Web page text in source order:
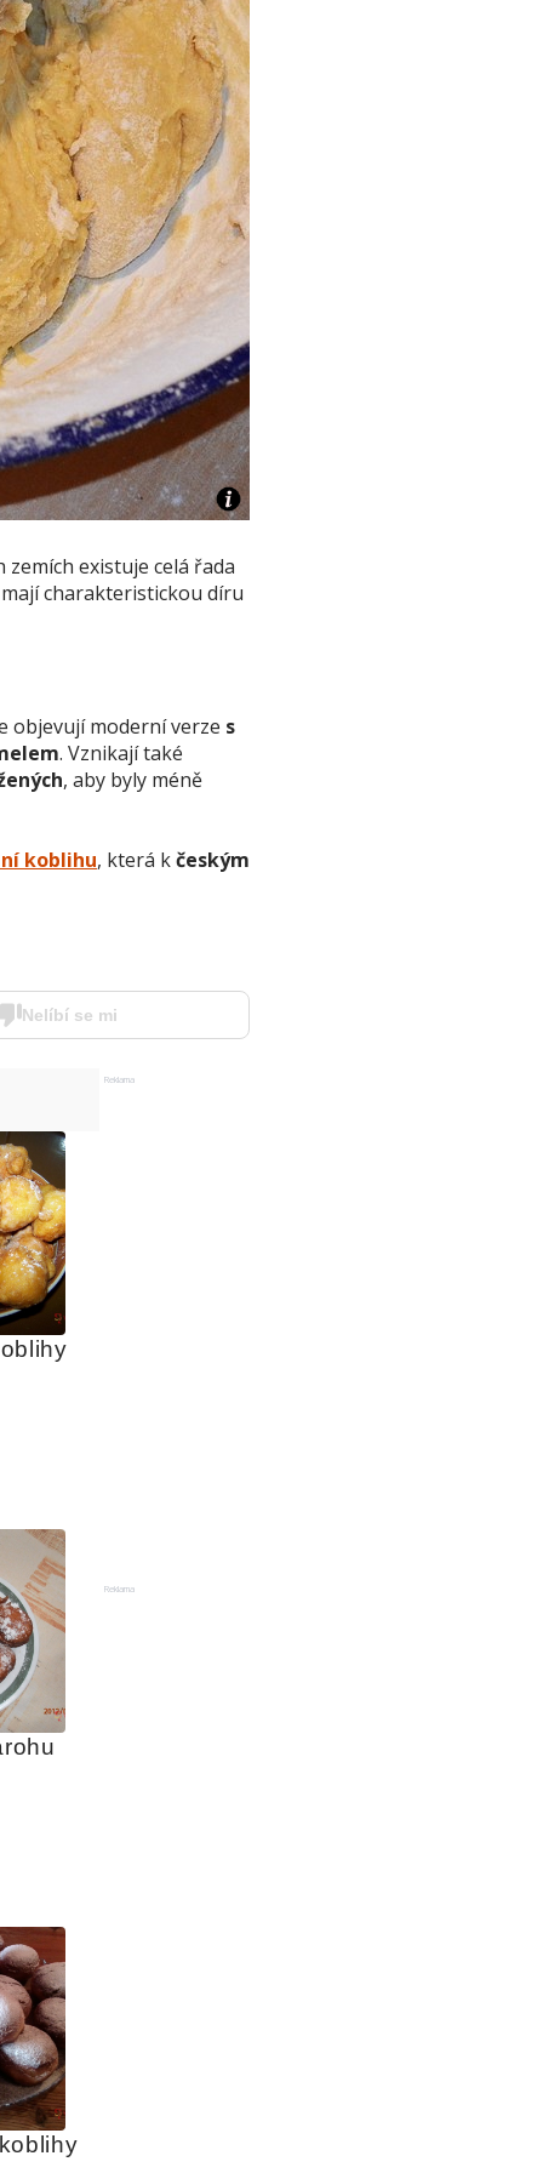
zemích existuje celá řada
charakteristickou díru
objevují moderní verze s
. Vznikají také
, aby byly méně
koblihu, která kčeským
Nelíbí se mi
Reklama
Reklama